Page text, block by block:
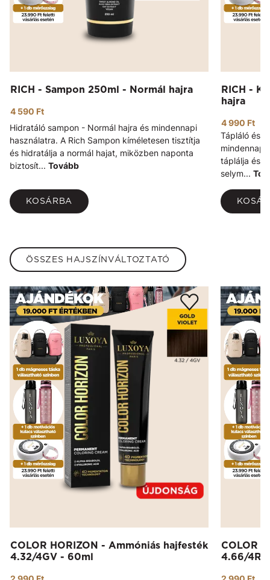
RICH - Sampon 250ml - Normál hajra
4 590 Ft
Hidratáló sampon - Normál hajra és mindennapi
használatra. A Rich Sampon kíméletesen tisztítja
és hidratálja a normál hajat, miközben naponta
biztosít... Tovább
KOSÁRBA
RICH -
hajra
4 990 Ft
Tápláló és
táplálja és
selym...
ÖSSZES HAJSZÍNVÁLTOZTATÓ
COLOR HORIZON - Ammóniás hajfesték
4.32/4GV - 60ml
COLOR
4.66/